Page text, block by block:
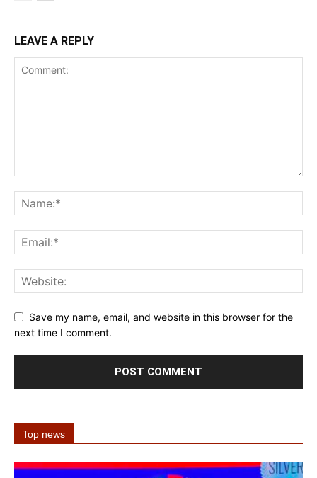
LEAVE A REPLY
Save my name, email, and website in this browser for the
next time I comment.
Top news